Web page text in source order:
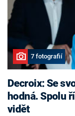
7 fotografií
Decroix: Se
hodná. Spolu
vidět